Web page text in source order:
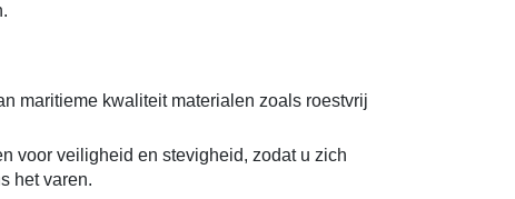
maritieme kwaliteit materialen zoals roestvrij
voor veiligheid en stevigheid, zodat u zich
het varen.